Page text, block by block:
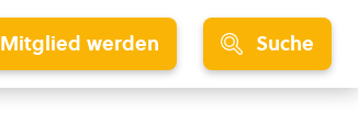
Mitglied werden Suche